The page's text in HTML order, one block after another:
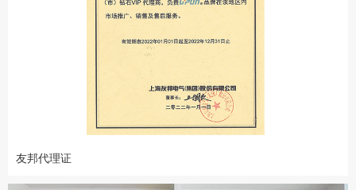
友邦代理证